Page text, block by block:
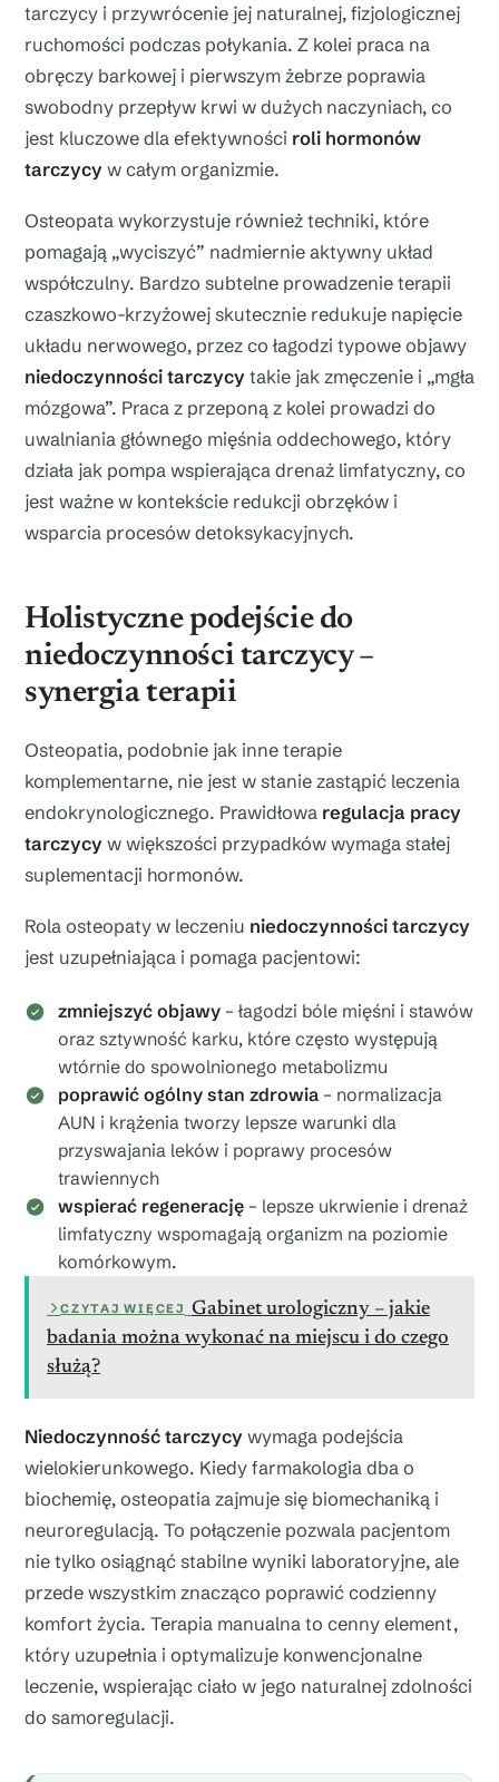
tarczycy i przywrócenie jej naturalnej, fizjologicznej
ruchomości podczas połykania. Z kolei praca na
obręczy barkowej i pierwszym żebrze poprawia
swobodny przepływ krwi w dużych naczyniach, co
jest kluczowe dla efektywności roli hormonów
tarczycy w całym organizmie.
Osteopata wykorzystuje również techniki, które
pomagają „wyciszyć” nadmiernie aktywny układ
współczulny. Bardzo subtelne prowadzenie terapii
czaszkowo-krzyżowej skutecznie redukuje napięcie
układu nerwowego, przez co łagodzi typowe objawy
niedoczynności tarczycy takie jak zmęczenie i „mgła
mózgowa”. Praca z przeponą z kolei prowadzi do
uwalniania głównego mięśnia oddechowego, który
działa jak pompa wspierająca drenaż limfatyczny, co
jest ważne w kontekście redukcji obrzęków i
wsparcia procesów detoksykacyjnych.
Holistyczne podejście do
niedoczynności tarczycy –
synergia terapii
Osteopatia, podobnie jak inne terapie
komplementarne, nie jest w stanie zastąpić leczenia
endokrynologicznego. Prawidłowa regulacja pracy
tarczycy w większości przypadków wymaga stałej
suplementacji hormonów.
Rola osteopaty w leczeniu niedoczynności tarczycy
jest uzupełniająca i pomaga pacjentowi:
zmniejszyć objawy – łagodzi bóle mięśni i stawów
oraz sztywność karku, które często występują
wtórnie do spowolnionego metabolizmu
poprawić ogólny stan zdrowia – normalizacja
AUN i krążenia tworzy lepsze warunki dla
przyswajania leków i poprawy procesów
trawiennych
wspierać regenerację – lepsze ukrwienie i drenaż
limfatyczny wspomagają organizm na poziomie
komórkowym.
CZYTAJ WIĘCEJ Gabinet urologiczny – jakie
badania można wykonać na miejscu i do czego
służą?
Niedoczynność tarczycy wymaga podejścia
wielokierunkowego. Kiedy farmakologia dba o
biochemię, osteopatia zajmuje się biomechaniką i
neuroregulacją. To połączenie pozwala pacjentom
nie tylko osiągnąć stabilne wyniki laboratoryjne, ale
przede wszystkim znacząco poprawić codzienny
komfort życia. Terapia manualna to cenny element,
który uzupełnia i optymalizuje konwencjonalne
leczenie, wspierając ciało w jego naturalnej zdolności
do samoregulacji.